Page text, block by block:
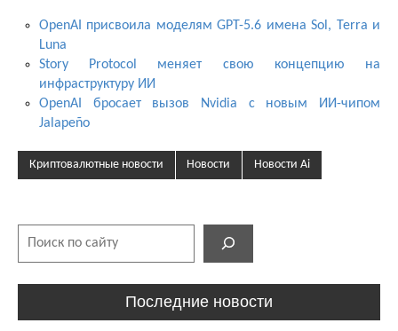
OpenAI присвоила моделям GPT-5.6 имена Sol, Terra и
Luna
Story Protocol меняет свою концепцию на
инфраструктуру ИИ
OpenAI бросает вызов Nvidia с новым ИИ-чипом
Jalapeño
Криптовалютные новости Новости Новости Ai
Последние новости